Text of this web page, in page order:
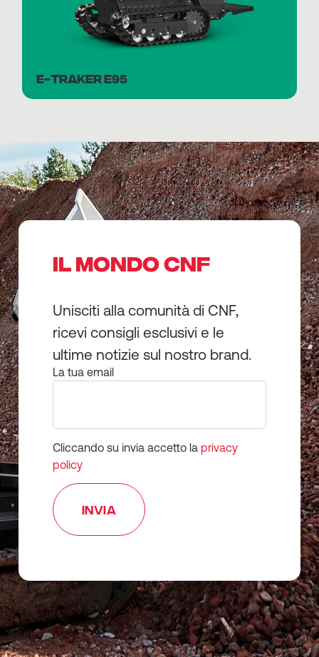
E-TRAKER E95
IL MONDO CNF
Unisciti alla comunità di CNF,
ricevi consigli esclusivi e le
ultime notizie sul nostro brand.
La tua email
Cliccando su invia accetto la privacy
policy